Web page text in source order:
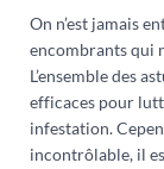
On n’est jamais
encombrants qui
L’ensemble des
efficaces pour
infestation.
incontrôlable, il